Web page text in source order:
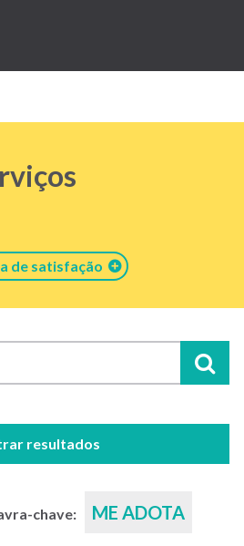
de satisfação
resultados
chave: ME ADOTA